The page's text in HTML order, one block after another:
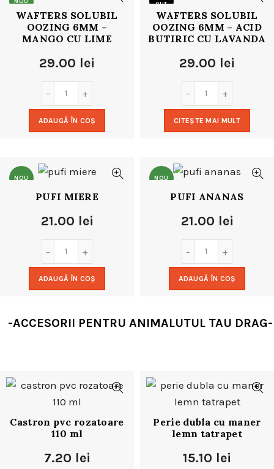
WAFTERS SOLUBIL
OOZING 6MM –
MANGO CU LIME
29.00 lei
ADAUGĂ ÎN COȘ
OUT
NOU
WAFTERS SOLUBIL
OOZING 6MM – ACID
BUTIRIC CU LAVANDA
29.00 lei
CITEȘTE MAI MULT
NOU
PUFI MIERE
21.00 lei
ADAUGĂ ÎN COȘ
NOU
PUFI ANANAS
21.00 lei
ADAUGĂ ÎN COȘ
-ACCESORII PENTRU ANIMALUTUL TAU DRAG-
Castron pvc rozatoare
110 ml
7.20 lei
Perie dubla cu maner
lemn tatrapet
15.10 lei